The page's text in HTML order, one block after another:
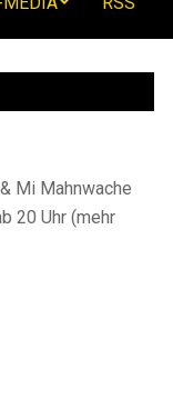
Mi Mahnwache
20 Uhr (mehr